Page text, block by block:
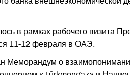
в рамках рабочего визита
11-12 февраля в ОАЭ.
Меморандум о